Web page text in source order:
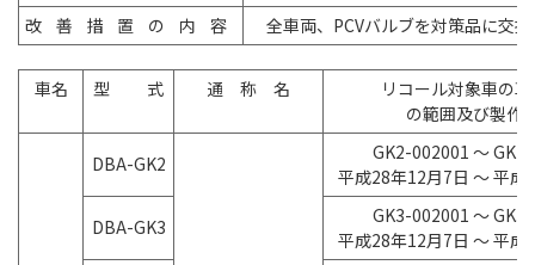
改善措置の内 容 全車両、PCVバルブを対策品に交
車名 型 式 通 称 名
リコール対象車の
の範囲及び製作
DBA-GK2
GK2-002001 ～
平成28年12月7日 ～ 平成
DBA-GK3
GK3-002001 ～
平成28年12月7日 ～ 平成